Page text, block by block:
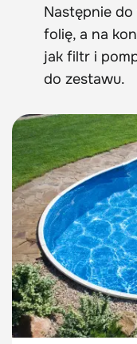
Następnie
folię, a na
jak filtr i
do zestawu.